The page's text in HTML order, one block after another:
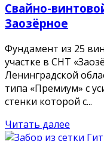
Свайно-
Заозёрное
Фундамент из 25
участке в СНТ
Ленинградской
типа «Премиум» с
стенки которой с...
Читать далее